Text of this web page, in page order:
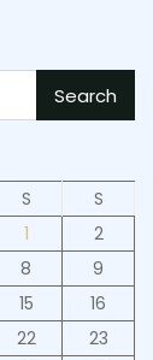
Search
S
S
1
2
8
9
15
16
22
23